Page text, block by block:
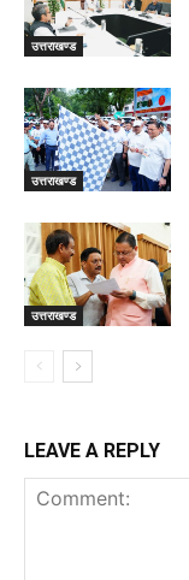
उत्तराखण्ड
उत्तराखण्ड
उत्तराखण्ड
LEAVE A REPLY